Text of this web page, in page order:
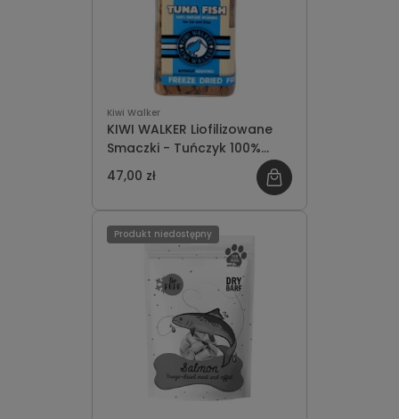
Kiwi Walker
KIWI WALKER Liofilizowane
Smaczki - Tuńczyk 100%
105g
47,00 zł
Produkt niedostępny